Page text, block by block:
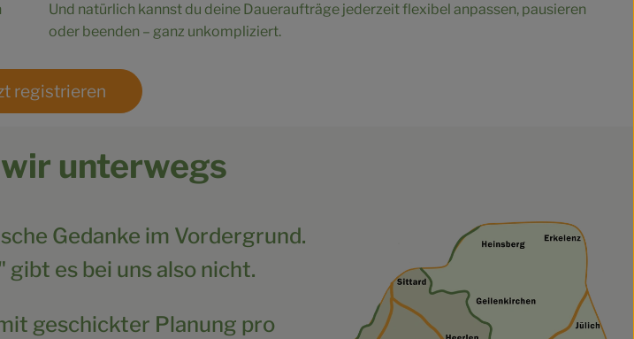
Und natürlich kannst du deine Daueraufträge jederzeit flexibel anpassen, pausieren
oder beenden – ganz unkompliziert.
registrieren
unterwegs
Gedanke im Vordergrund.
es bei uns also nicht.
geschickter Planung pro